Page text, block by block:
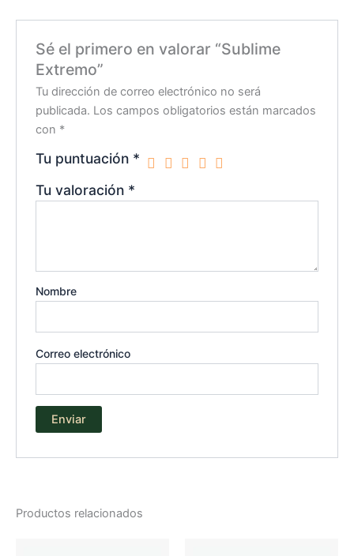
Sé el primero en valorar “Sublime
Extremo”
Tu dirección de correo electrónico no será
publicada. Los campos obligatorios están marcados
con *
Tu puntuación *
Tu valoración *
Nombre
Correo electrónico
Productos relacionados